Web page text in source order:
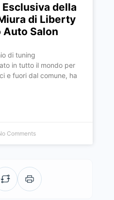
Esclusiva della
di Liberty
Auto Salon
di tuning
in tutto il mondo per
e fuori dal comune, ha
Comments